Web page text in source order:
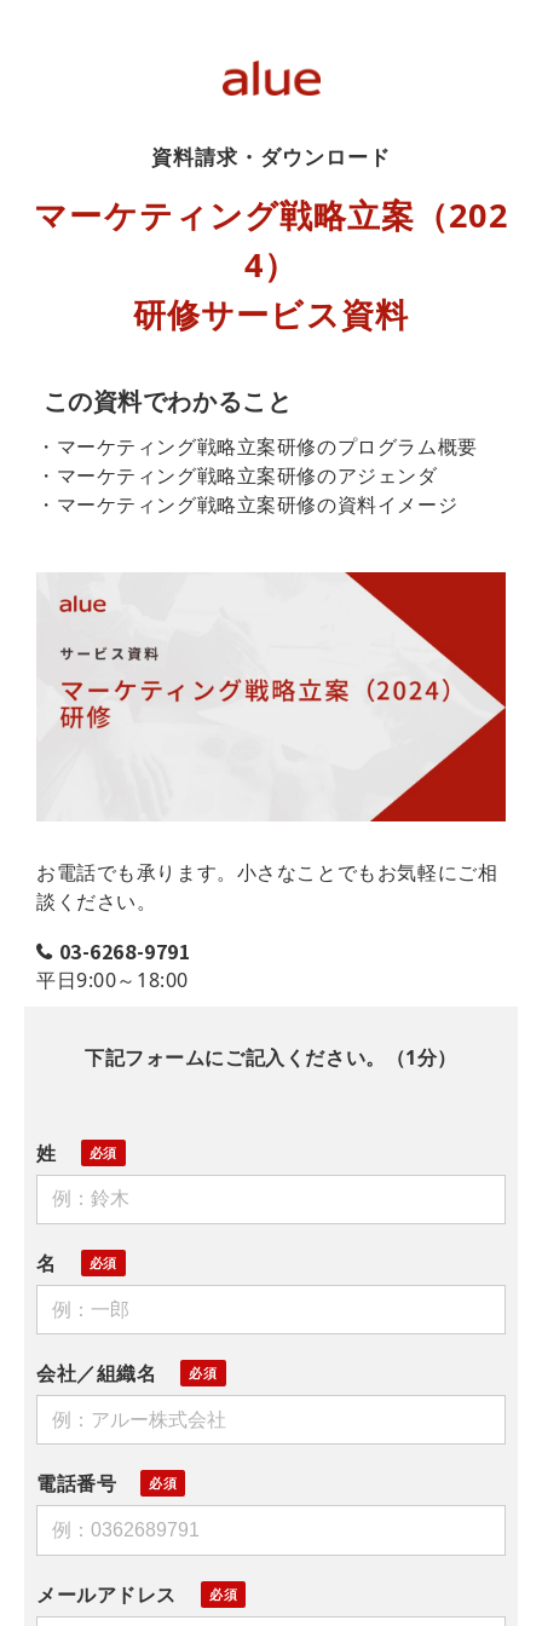
資料請求・ダウンロード
マーケティング戦略立案（202
4）
研修サービス資料
この資料でわかること
・マーケティング戦略立案研修のプログラム概要
・マーケティング戦略立案研修のアジェンダ
・マーケティング戦略立案研修の資料イメージ
お電話でも承ります。小さなことでもお気軽にご相
談ください。
03-6268-9791
平日9:00～18:00
下記フォームにご記入ください。（1分）
姓
名
会社／組織名
電話番号
メールアドレス